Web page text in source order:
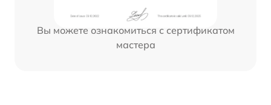
Вы можете ознакомиться с сертификатом
мастера